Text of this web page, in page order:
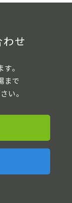
せ
。
まで
い。